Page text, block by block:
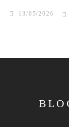
13/05/2026